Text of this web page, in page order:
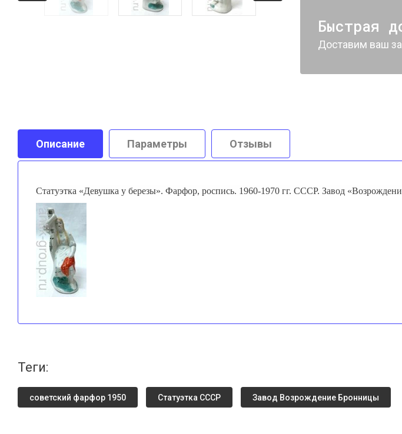
Быстрая
Доставим ваш
Описание Параметры Отзывы
Статуэтка «Девушка у березы». Фарфор, роспись. 1960-1970 гг. СССР. Завод
теги:
советский фарфор 1950 Статуэтка СССР Завод Возрождение Бронницы